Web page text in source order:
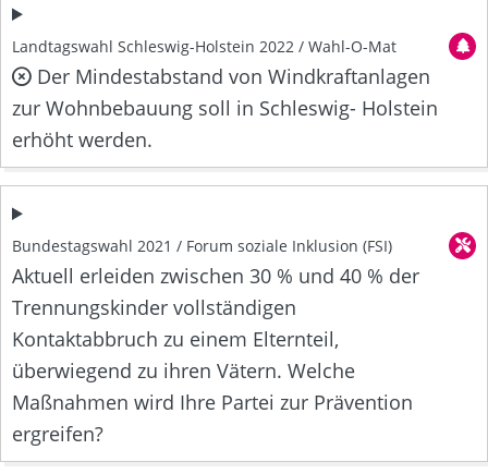
Landtagswahl Schleswig-Holstein 2022 / Wahl-O-Mat
Der Mindestabstand von Windkraftanlagen
zur Wohnbebauung soll in Schleswig- Holstein
erhöht werden.
Bundestagswahl 2021 / Forum soziale Inklusion (FSI)
Aktuell erleiden zwischen 30 % und 40 % der
Trennungskinder vollständigen
Kontaktabbruch zu einem Elternteil,
überwiegend zu ihren Vätern. Welche
Maßnahmen wird Ihre Partei zur Prävention
ergreifen?